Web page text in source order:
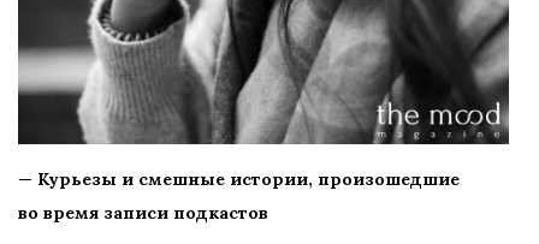
— Курьезы и смешные истории, произошедшие
во время записи подкастов